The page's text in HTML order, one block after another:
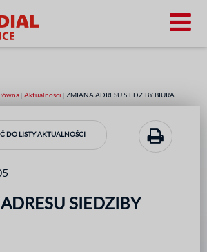
| Aktualności | ZMIANA ADRESU SIEDZIBY BIURA
DO LISTY AKTUALNOŚCI
SIEDZIBY